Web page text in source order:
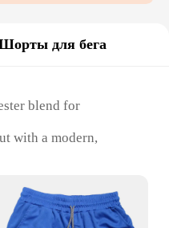
для бега
blend for
with a modern,
fabric to
workouts